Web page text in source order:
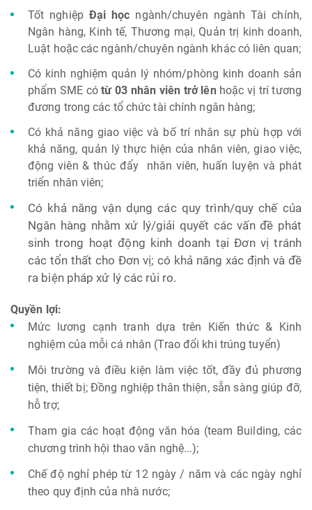
Tốt nghiệpĐại học ngành/chuyên ngành Tài chính,
Ngân hàng, Kinh tế, Thương mại, Quản trị kinh doanh,
Luật hoặc các ngành/chuyên ngành khác có liên quan;
Có kinh nghiệm quản lý nhóm/phòng kinh doanh sản
phẩm SME cótừ 03 nhân viên trở lên hoặc vị trí tương
đương trong các tổ chức tài chính ngân hàng;
Có khả năng giao việc và bố trí nhân sự phù hợp với
khả năng, quản lý thực hiện của nhân viên, giao việc,
động viên & thúc đẩy nhân viên, huấn luyện và phát
triển nhân viên;
Có khả năng vận dụng các quy trình/quy chế của
Ngân hàng nhằm xử lý/giải quyết các vấn đề phát
sinh trong hoạt động kinh doanh tại Đơn vị tránh
các tổn thất cho Đơn vị; có khả năng xác định và đề
ra biện pháp xử lý các rủi ro.
Quyền lợi:
Mức lương cạnh tranh dựa trên Kiến thức & Kinh
nghiệm của mỗi cá nhân (Trao đổi khi trúng tuyển)
Môi trường và điều kiện làm việc tốt, đầy đủ phương
tiện, thiết bị; Đồng nghiệp thân thiện, sẵn sàng giúp đỡ,
hỗ trợ;
Tham gia các hoạt động văn hóa (team Building, các
chương trình hội thao văn nghệ...);
Chế độ nghỉ phép từ 12 ngày / năm và các ngày nghỉ
theo quy định của nhà nước;